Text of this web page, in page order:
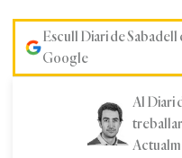
Escull Diari de
Google
Al Diari